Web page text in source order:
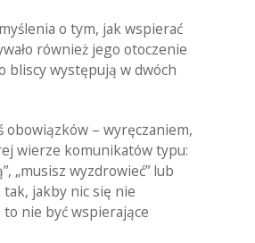
o tym, jak wspierać
również jego otoczenie
bliscy występują w dwóch
obowiązków – wyręczaniem,
wierze komunikatów typu:
„musisz wyzdrowieć” lub
jakby nic się nie
to nie być wspierające